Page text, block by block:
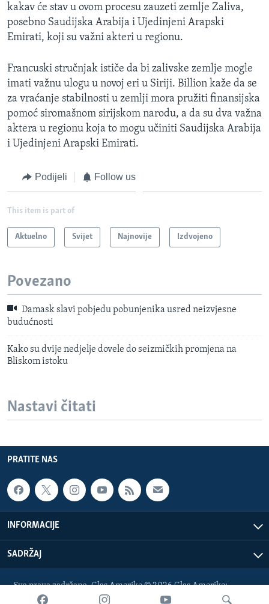
kakav će stav u ovom procesu zauzeti zemlje Zaliva,
posebno Saudijska Arabija i Ujedinjeni Arapski
Emirati, koji su važni akteri u regionu.
Francuski stručnjak ističe da bi zalivske zemlje mogle
imati važnu ulogu u novoj eri u Siriji. Billion kaže da se
za vraćanje stabilnosti u zemlji mora pružiti finansijska
pomoć siromašnom sirijskom narodu, a da su dva važna
aktera u regionu koja to mogu učiniti Saudijska Arabija
i Ujedinjeni Arapski Emirati.
Podijeli Follow us
This item is part of
Aktuelno Svijet Najnovije Izdvojeno
Povezano
Damask slavi pobjedu pobunjenika usred neizvjesne
budućnosti
Kako su dvije nedjelje dovele do seizmičkih promjena na
Bliskom istoku
Nastavi čitati
PRATITE NAS
INFORMACIJE
SADRŽAJ
Sva prava zadržana. Glas Amerike © 2026 Glas Amerike:
bosnian-service@voanews.com